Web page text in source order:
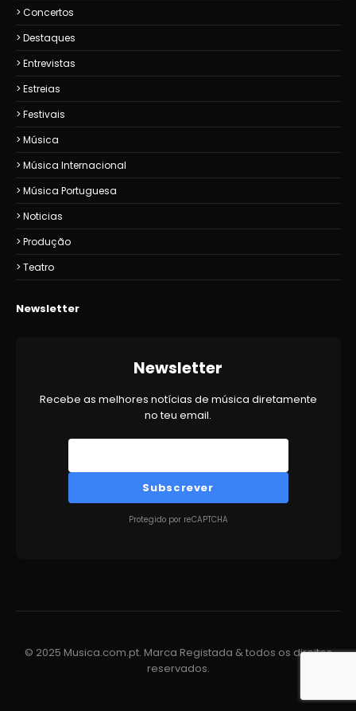
Concertos
Destaques
Entrevistas
Estreias
Festivais
Música
Música Internacional
Música Portuguesa
Noticias
Produção
Teatro
Newsletter
Newsletter
Recebe as melhores notícias de música diretamente
no teu email.
Subscrever
Protegido por reCAPTCHA
© 2025 Musica.com.pt. Marca Registada & todos os direitos
reservados.